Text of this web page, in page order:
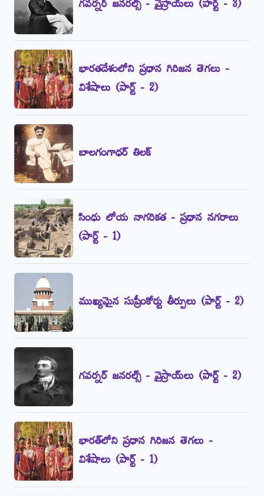
గవర్నర్‌ జనరల్స్‌ - వైస్రాయ్‌లు (పార్ట్‌ - 3)
భారతదేశంలోని ప్రధాన గిరిజన తెగలు -
విశేషాలు (పార్ట్‌ - 2)
బాలగంగాధర్‌ తిలక్‌
సింధు లోయ నాగరికత - ప్రధాన నగరాలు
(పార్ట్‌ - 1)
ముఖ్యమైన సుప్రీంకోర్టు తీర్పులు (పార్ట్‌ - 2)
గవర్నర్‌ జనరల్స్‌ - వైస్రాయ్‌లు (పార్ట్‌ - 2)
భారత్‌లోని ప్రధాన గిరిజన తెగలు -
విశేషాలు (పార్ట్‌ - 1)